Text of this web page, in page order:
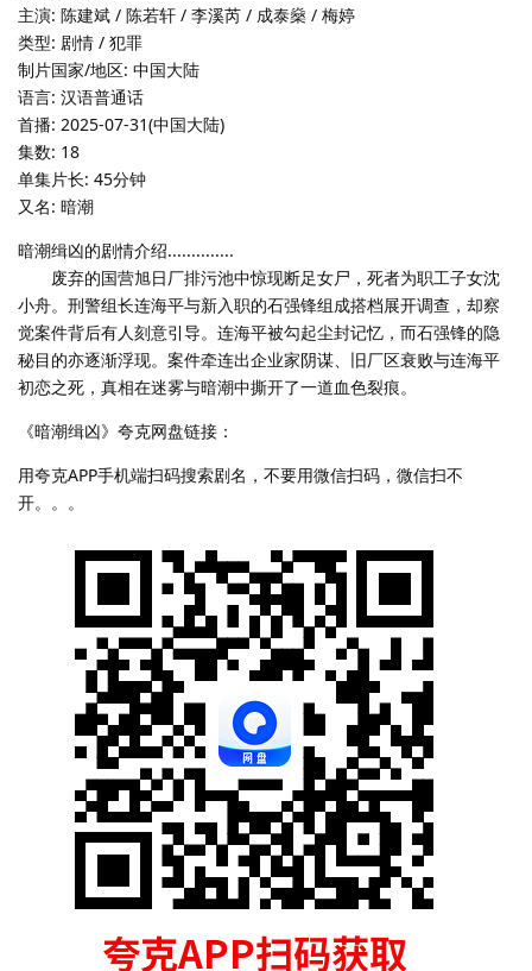
主演: 陈建斌 / 陈若轩 / 李溪芮 / 成泰燊 / 梅婷
类型: 剧情 / 犯罪
制片国家/地区: 中国大陆
语言: 汉语普通话
首播: 2025-07-31(中国大陆)
集数: 18
单集片长: 45分钟
又名: 暗潮
暗潮缉凶的剧情介绍..............
废弃的国营旭日厂排污池中惊现断足女尸，死者为职工子女沈
小舟。刑警组长连海平与新入职的石强锋组成搭档展开调查，却察
觉案件背后有人刻意引导。连海平被勾起尘封记忆，而石强锋的隐
秘目的亦逐渐浮现。案件牵连出企业家阴谋、旧厂区衰败与连海平
初恋之死，真相在迷雾与暗潮中撕开了一道血色裂痕。
《暗潮缉凶》夸克网盘链接：
用夸克APP手机端扫码搜索剧名，不要用微信扫码，微信扫不
开。。。